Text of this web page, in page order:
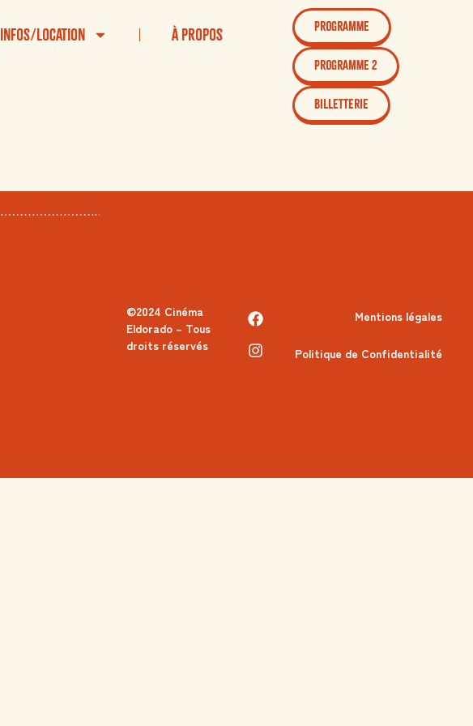
Infos/Location À Propos PROGRAMME
PROGRAMME 2
Billetterie
©2024 Cinéma
Eldorado – Tous
droits réservés
Mentions légales
Politique de Confidentialité